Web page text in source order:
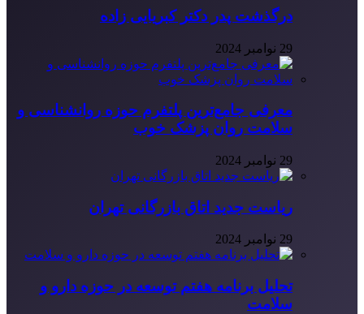
درگذشت پدر دکتر کبریایی زاده
29 نوامبر 2024
معرفی جامع‌ترین پلتفرم حوزه روانشناسی و
سلامت روان پزشک خوب
29 نوامبر 2024
ریاست جدید اتاق بازرگانی تهران
29 نوامبر 2024
تحلیل برنامه هفتم توسعه در حوزه دارو و
سلامت